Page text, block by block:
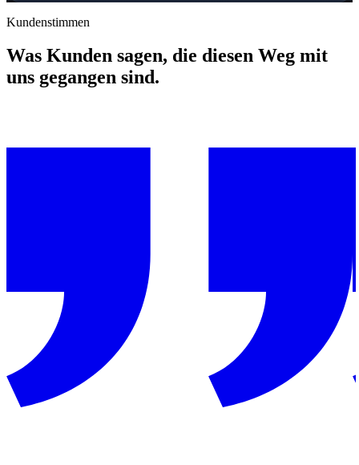
Kundenstimmen
Was Kunden sagen, die diesen Weg mit
uns gegangen sind.